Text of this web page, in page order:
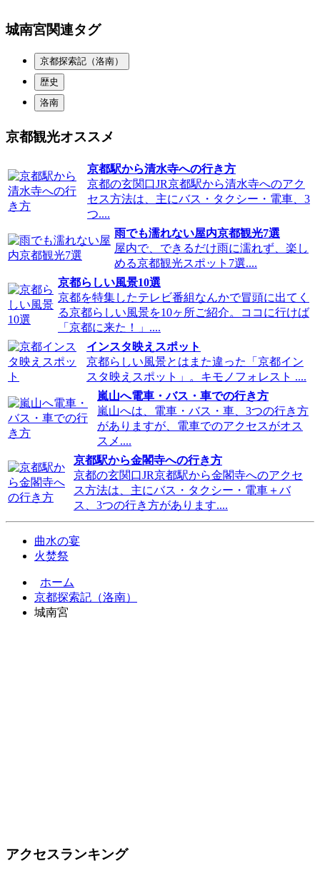
城南宮関連タグ
京都探索記（洛南）
歴史
洛南
京都観光オススメ
京都駅から清水寺への行き方
京都の玄関口JR京都駅から清水寺へのアク
セス方法は、主にバス・タクシー・電車、3
つ....
雨でも濡れない屋内京都観光7選
屋内で、できるだけ雨に濡れず、楽し
める京都観光スポット7選....
京都らしい風景10選
京都を特集したテレビ番組なんかで冒頭に出てく
る京都らしい風景を10ヶ所ご紹介。ココに行けば
「京都に来た！」....
インスタ映えスポット
京都らしい風景とはまた違った「京都イン
スタ映えスポット」。キモノフォレスト ....
嵐山へ電車・バス・車での行き方
嵐山へは、電車・バス・車、3つの行き方
がありますが、電車でのアクセスがオス
スメ....
京都駅から金閣寺への行き方
京都の玄関口JR京都駅から金閣寺へのアクセ
ス方法は、主にバス・タクシー・電車＋バ
ス、3つの行き方があります....
曲水の宴
火焚祭
ホーム
京都探索記（洛南）
城南宮
アクセスランキング